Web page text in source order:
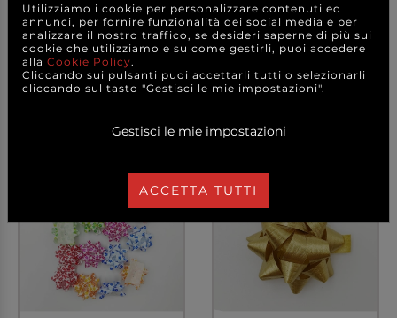
a partire da3,00 €
A CONFEZIONE
a partire da28,00 €
A CONFEZIONE
Utilizziamo i cookie per personalizzare contenuti ed
annunci, per fornire funzionalità dei social media e per
analizzare il nostro traffico, se desideri saperne di più sui
cookie che utilizziamo e su come gestirli, puoi accedere
alla Cookie Policy.
Cliccando sui pulsanti puoi accettarli tutti o selezionarli
cliccando sul tasto "Gestisci le mie impostazioni".
Gestisci le mie impostazioni
ACCETTA TUTTI